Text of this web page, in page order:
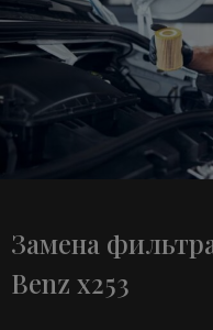
Замена
Benz x253